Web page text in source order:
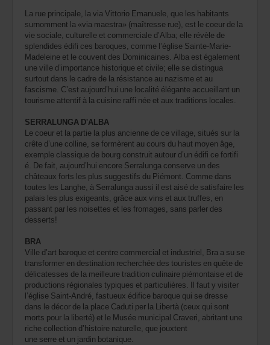
La rue principale, la via Vittorio Emanuele, que les habitants
surnomment la «via maestra» (maîtresse rue), est le coeur de la
vie sociale, culturelle et commerciale d’Alba; elle révèle de
splendides édifi ces baroques, comme l’église Sainte-Marie-
Madeleine et le couvent des Dominicaines. Alba est également
une ville d’importance historique et civile; elle se distingua
surtout dans le cadre de la résistance au nazisme et au
fascisme. C’est aujourd’hui une localité élégante accueillant un
tourisme attentif à la cuisine raffi née et aux traditions locales.
SERRALUNGA D'ALBA
Le coeur et la partie la plus ancienne de ce village, situés sur la
crête d’une colline, se formèrent au cours du haut moyen âge,
exemple classique de bourg construit autour d’un édifi ce fortifi
é. De fait, aujourd’hui encore Serralunga conserve un des
châteaux forts les plus suggestifs du Piémont. Comme dans
toutes les Langhe, à Serralunga aussi il est aisé de satisfaire les
palais les plus exigeants, grâce aux vins et aux truffes, en
passant par les noisettes et les fromages, sans parler des
desserts!
BRA
Ville d’art baroque et centre commercial et industriel, Bra a su se
transformer en destination recherchée des touristes en quête de
délicatesses de la meilleure tradition culinaire piémontaise et de
productions régionales typiques et particulières. Il faut y visiter
l’église Saint-André, fastueux édifice baroque qui se dresse
dans le décor de la place Caduti per la Libertà (ceux qui sont
morts pour la liberté) et le Musée municipal Craveri, abritant une
riche collection d’histoire naturelle, que jouxtent
une serre et un jardin botanique.